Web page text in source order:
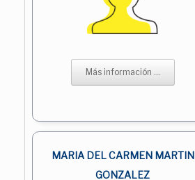
Más información ...
MARIA DEL CARMEN MARTIN
GONZALEZ